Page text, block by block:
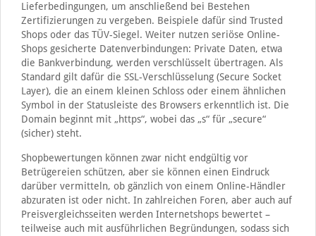
Lieferbedingungen, um anschließend bei Bestehen
Zertifizierungen zu vergeben. Beispiele dafür sind Trusted
Shops oder das TÜV-Siegel. Weiter nutzen seriöse Online-
Shops gesicherte Datenverbindungen: Private Daten, etwa
die Bankverbindung, werden verschlüsselt übertragen. Als
Standard gilt dafür die SSL-Verschlüsselung (Secure Socket
Layer), die an einem kleinen Schloss oder einem ähnlichen
Symbol in der Statusleiste des Browsers erkenntlich ist. Die
Domain beginnt mit „https“, wobei das „s“ für „secure“
(sicher) steht.
Shopbewertungen können zwar nicht endgültig vor
Betrügereien schützen, aber sie können einen Eindruck
darüber vermitteln, ob gänzlich von einem Online-Händler
abzuraten ist oder nicht. In zahlreichen Foren, aber auch auf
Preisvergleichsseiten werden Internetshops bewertet –
teilweise auch mit ausführlichen Begründungen, sodass sich